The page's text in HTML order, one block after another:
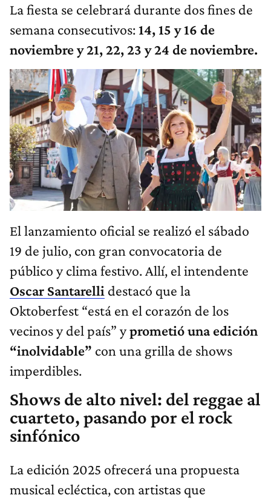
La fiesta se celebrará durante dos fines de
semana consecutivos:14, 15 y 16 de
noviembre y 21, 22, 23 y 24 de noviembre.
El lanzamiento oficial se realizó el sábado
19 de julio, con gran convocatoria de
público y clima festivo. Allí, el intendente
Oscar Santarelli destacó que la
Oktoberfest “está en el corazón de los
vecinos y del país” yprometió una edición
“inolvidable” con una grilla de shows
imperdibles.
Shows de alto nivel: del reggae al
cuarteto, pasando por el rock
sinfónico
La edición 2025 ofrecerá una propuesta
musical ecléctica, con artistas que